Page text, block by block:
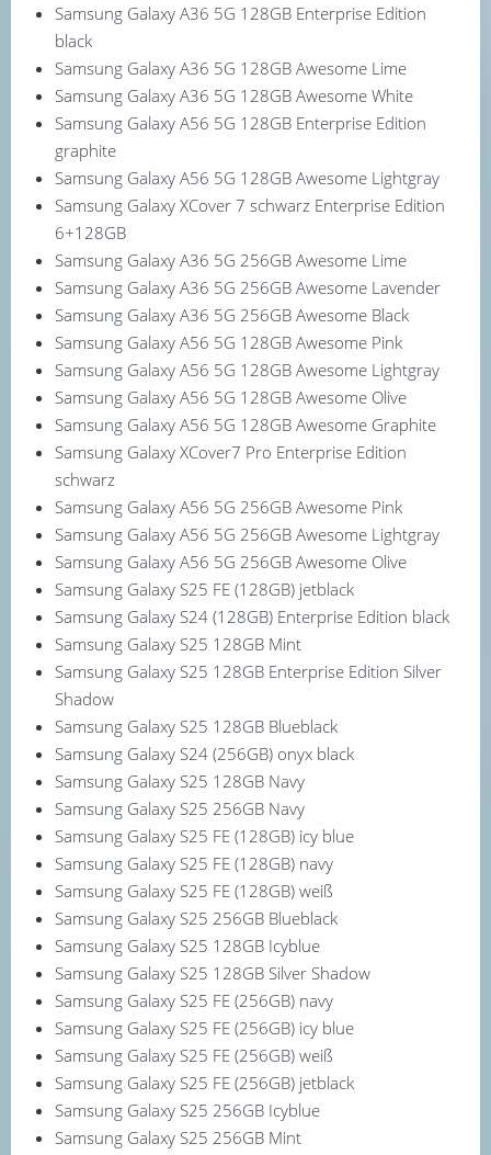
Samsung Galaxy A36 5G 128GB Enterprise Edition
black
Samsung Galaxy A36 5G 128GB Awesome Lime
Samsung Galaxy A36 5G 128GB Awesome White
Samsung Galaxy A56 5G 128GB Enterprise Edition
graphite
Samsung Galaxy A56 5G 128GB Awesome Lightgray
Samsung Galaxy XCover 7 schwarz Enterprise Edition
6+128GB
Samsung Galaxy A36 5G 256GB Awesome Lime
Samsung Galaxy A36 5G 256GB Awesome Lavender
Samsung Galaxy A36 5G 256GB Awesome Black
Samsung Galaxy A56 5G 128GB Awesome Pink
Samsung Galaxy A56 5G 128GB Awesome Lightgray
Samsung Galaxy A56 5G 128GB Awesome Olive
Samsung Galaxy A56 5G 128GB Awesome Graphite
Samsung Galaxy XCover7 Pro Enterprise Edition
schwarz
Samsung Galaxy A56 5G 256GB Awesome Pink
Samsung Galaxy A56 5G 256GB Awesome Lightgray
Samsung Galaxy A56 5G 256GB Awesome Olive
Samsung Galaxy S25 FE (128GB) jetblack
Samsung Galaxy S24 (128GB) Enterprise Edition black
Samsung Galaxy S25 128GB Mint
Samsung Galaxy S25 128GB Enterprise Edition Silver
Shadow
Samsung Galaxy S25 128GB Blueblack
Samsung Galaxy S24 (256GB) onyx black
Samsung Galaxy S25 128GB Navy
Samsung Galaxy S25 256GB Navy
Samsung Galaxy S25 FE (128GB) icy blue
Samsung Galaxy S25 FE (128GB) navy
Samsung Galaxy S25 FE (128GB) weiß
Samsung Galaxy S25 256GB Blueblack
Samsung Galaxy S25 128GB Icyblue
Samsung Galaxy S25 128GB Silver Shadow
Samsung Galaxy S25 FE (256GB) navy
Samsung Galaxy S25 FE (256GB) icy blue
Samsung Galaxy S25 FE (256GB) weiß
Samsung Galaxy S25 FE (256GB) jetblack
Samsung Galaxy S25 256GB Icyblue
Samsung Galaxy S25 256GB Mint